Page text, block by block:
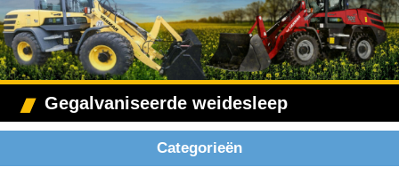
Gegalvaniseerde weidesleep
Categorieën